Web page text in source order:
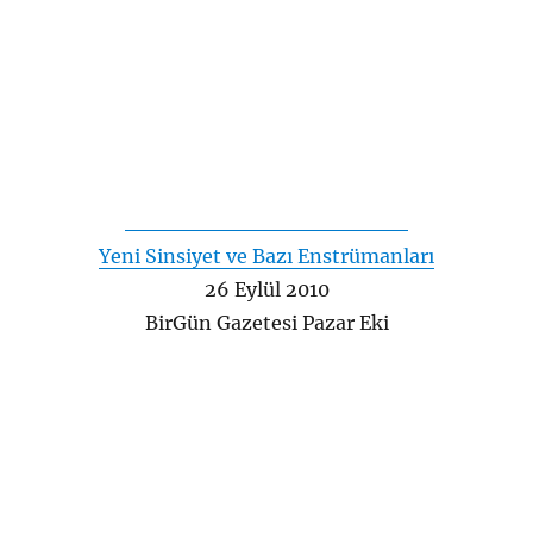
Yeni Sinsiyet ve Bazı Enstrümanları
26 Eylül 2010
BirGün Gazetesi Pazar Eki